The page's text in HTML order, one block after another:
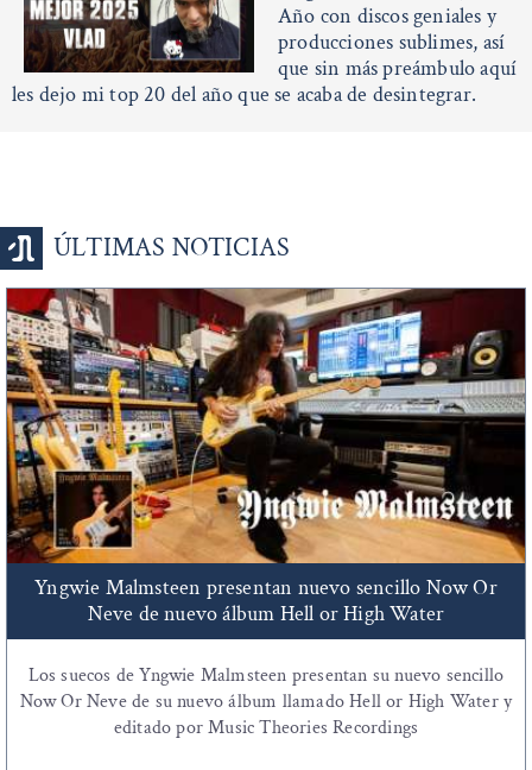
Año con discos geniales y
producciones sublimes, así
que sin más preámbulo aquí
les dejo mi top 20 del año que se acaba de desintegrar.
ÚLTIMAS NOTICIAS
Yngwie Malmsteen presentan nuevo sencillo Now Or
Neve de nuevo álbum Hell or High Water
Los suecos de Yngwie Malmsteen presentan su nuevo sencillo
Now Or Neve de su nuevo álbum llamado Hell or High Water y
editado por Music Theories Recordings